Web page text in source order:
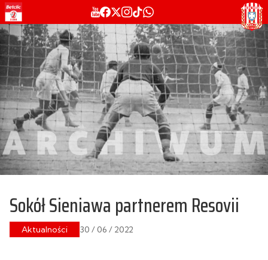
Sokół Sieniawa partnerem Resovii
Aktualności 30 / 06 / 2022